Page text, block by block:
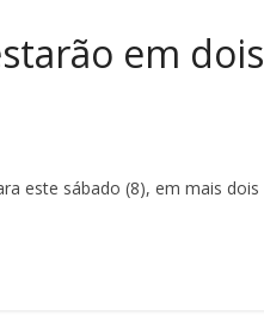
em dois
este sábado (8), em mais dois